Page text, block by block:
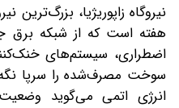
نیروگاه زاپوریژیا،
هفته است که از شبکه برق
اضطراری، سیستم‌های
سوخت مصرف‌شده را سرپا
انرژی اتمی می‌گوید